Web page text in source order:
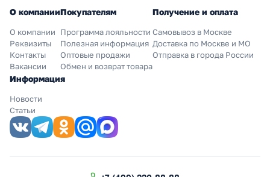
О компании
О компании
Реквизиты
Контакты
Вакансии
Покупателям
Программа лояльности
Полезная информация
Оптовые продажи
Обмен и возврат товара
Получение и оплата
Самовывоз в Москве
Доставка по Москве и МО
Отправка в города России
Информация
Новости
Статьи